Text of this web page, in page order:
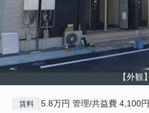
【外観】
賃料 5.8万円 管理/共益費 4,100円